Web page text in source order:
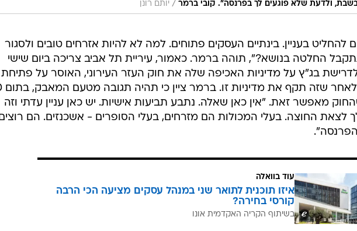
ולדעת שלא פוגעים לך בפרנסה". קובי ברמר / יותם רונן
נתן 60 יום להחליט בעניין. בינתיים העסקים פתוחים. למה לא להיות אזרחים טובים ולסגור
החלטה בנושא?", תוהה ברמר. כאמור, עיריית תל אביב צריכה ביום שישי
בג"ץ על מדיניות האכיפה שלה את חוק העזר העירוני, האוסר על פתיחת
עסקים
מאפשר זאת. "אין כאן שאלה. נתבע תביעות אישיות. יש כאן עניין עדתי וזה
לצאת החוצה. בעלי המכולות הם מזרחים, בעלי הסופרים - אשכנזים. הם
עוד בוואלה
איזו תוכנית לתואר שני במנהל עסקים מציעה הכי הרבה
קורסי בחירה?
בשיתוף הקריה האקדמית אונו